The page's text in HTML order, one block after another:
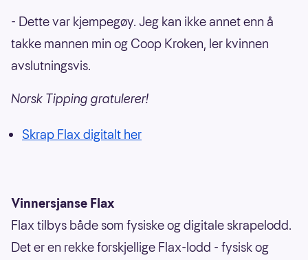
- Dette var kjempegøy. Jeg kan ikke annet enn å
takke mannen min og Coop Kroken, ler kvinnen
avslutningsvis.
Norsk Tipping gratulerer!
Skrap Flax digitalt her
Vinnersjanse Flax
Flax tilbys både som fysiske og digitale skrapelodd.
Det er en rekke forskjellige Flax-lodd - fysisk og